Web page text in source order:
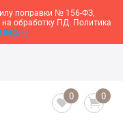
поправки № 156-ФЗ,
обработку ПД. Политика
0 0